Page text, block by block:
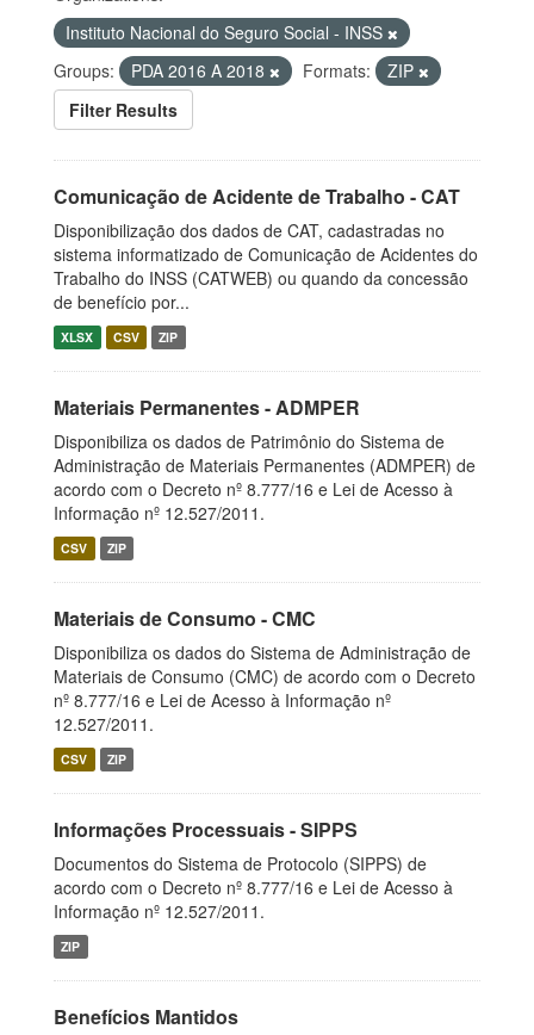
Instituto Nacional do Seguro Social - INSS
Groups:
PDA 2016 A 2018 Formats:
ZIP
Filter Results
Comunicação de Acidente de Trabalho - CAT
Disponibilização dos dados de CAT, cadastradas no
sistema informatizado de Comunicação de Acidentes do
Trabalho do INSS (CATWEB) ou quando da concessão
de benefício por...
XLSX CSV ZIP
Materiais Permanentes - ADMPER
Disponibiliza os dados de Patrimônio do Sistema de
Administração de Materiais Permanentes (ADMPER) de
acordo com o Decreto nº 8.777/16 e Lei de Acesso à
Informação nº 12.527/2011.
CSV ZIP
Materiais de Consumo - CMC
Disponibiliza os dados do Sistema de Administração de
Materiais de Consumo (CMC) de acordo com o Decreto
nº 8.777/16 e Lei de Acesso à Informação nº
12.527/2011.
CSV ZIP
Informações Processuais - SIPPS
Documentos do Sistema de Protocolo (SIPPS) de
acordo com o Decreto nº 8.777/16 e Lei de Acesso à
Informação nº 12.527/2011.
ZIP
Benefícios Mantidos